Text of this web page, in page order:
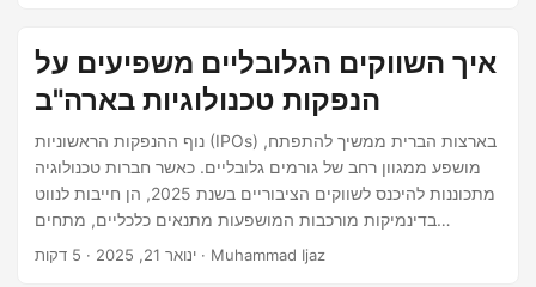
המהירה של טכנולוגיית ה-AI יצרה ביקוש בלתי נגמר לחומרה
מיוחדת המסוגלת לתמוך בחישובים מורכבים יותר ויותר.
איך השווקים הגלובליים משפיעים על
הנפקות טכנולוגיות בארה"ב
נוף ההנפקות הראשוניות (IPOs) בארצות הברית ממשיך להתפתח,
מושפע ממגוון רחב של גורמים גלובליים. כאשר חברות טכנולוגיה
מתכוננות להיכנס לשווקים הציבוריים בשנת 2025, הן חייבות לנווט
בדינמיקות מורכבות המושפעות מתנאים כלכליים, מתחים
גיאופוליטיים ורוח השוק. ניתוח זה מעדכן את ההתפתחויות
ינואר 21, 2025 · 5 דקות · Muhammad Ijaz